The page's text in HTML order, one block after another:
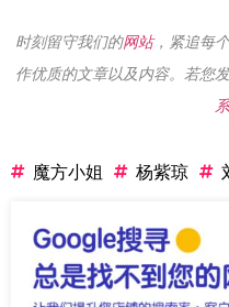
时刻留守我们的网站，紧追每
作优质的文章以及内容。若您
魔方小姐 杨紫琼